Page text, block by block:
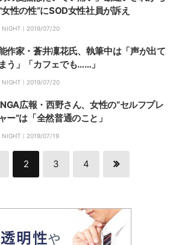
女性の性”にSOD女性社員が訴え
｜ 2019/07/20
作家・蒼井凜花氏、執筆中は「声が出て
う」「カフェでも……」
｜ 2019/07/20
広報・西野さん、女性の“セルフプレ
ー”は「全然普通のこと」
｜ 2019/07/19
2 3 4